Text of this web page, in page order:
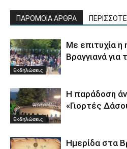
ΠΑΡΟΜΟΙΑ ΑΡΘΡΑ
Εκδηλώσεις
Με επιτυχία
Βραγγιανά για
Εκδηλώσεις
Η παράδοση
«Γιορτές
Ημερίδα στα